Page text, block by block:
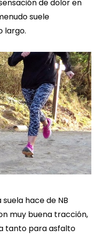
de dolor en
suele
largo.
hace de NB
muy buena tracción,
tanto para asfalto